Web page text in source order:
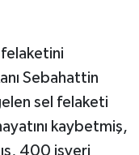
felaketini
Sebahattin
sel felaketi
kaybetmiş,
400 işyeri